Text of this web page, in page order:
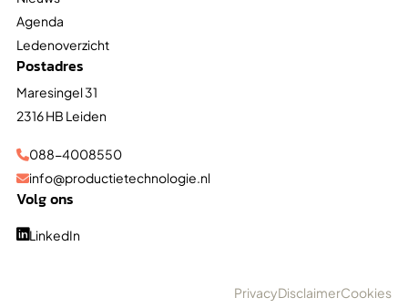
Agenda
Ledenoverzicht
Postadres
Maresingel 31
2316 HB Leiden
088-4008550
info@productietechnologie.nl
Volg ons
LinkedIn
PrivacyDisclaimerCookies